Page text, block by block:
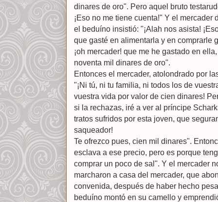
dinares de oro". Pero aquel bruto
¡Eso no me tiene cuenta!" Y el mercader
el beduíno insistió: "¡Alah nos asista!
que gasté en alimentarla y en comprarle
¡oh mercader! que me he gastado en
noventa mil dinares de oro".
Entonces el mercader, atolondrado por
"¡Ni tú, ni tu familia, ni todos los de
vuestra vida por valor de cien dinares!
si la rechazas, iré a ver al príncipe
tratos sufridos por esta joven, que
saqueador!
Te ofrezco pues, cien mil dinares".
esclava a ese precio, pero es porque
comprar un poco de sal". Y el mercader
marcharon a casa del mercader, que
convenida, después de haber hecho
beduíno montó en su camello y